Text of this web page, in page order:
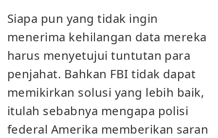
Siapa pun yang tidak ingin
menerima kehilangan data mereka
harus menyetujui tuntutan para
penjahat. Bahkan FBI tidak dapat
memikirkan solusi yang lebih baik,
itulah sebabnya mengapa polisi
federal Amerika memberikan saran